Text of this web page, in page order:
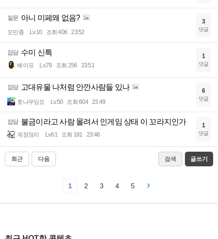
질문 아니 미페왜 없음?
오만충 Lv.10 조회 406 23:52
3
댓글
잡담 수미 신특
베이프 Lv.79 조회 256 23:51
1
댓글
잡담 고대유물 나처럼 안깐사람들 있나
호나우딩요 Lv.50 조회 604 23:49
6
댓글
잡담 불금이라고 사람 몰려서 인게임 상태 이 꼬라지인가
계정정리 Lv.61 조회 181 23:46
1
댓글
최근 다음 검색 글쓰기
1 2 3 4 5